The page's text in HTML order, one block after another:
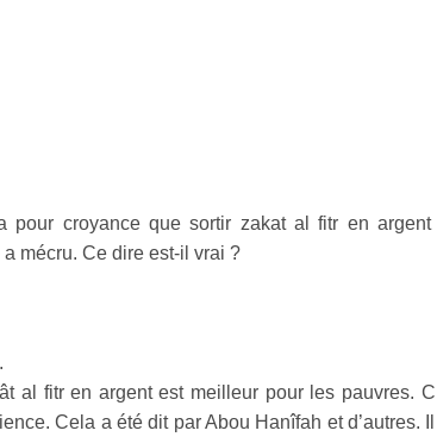
pour croyance que sortir zakat al fitr en argent
mécru. Ce dire est-il vrai ?
al fitr en argent est meilleur pour les pauvres.
Cela a été dit par Abou Hanîfah et d’autres.